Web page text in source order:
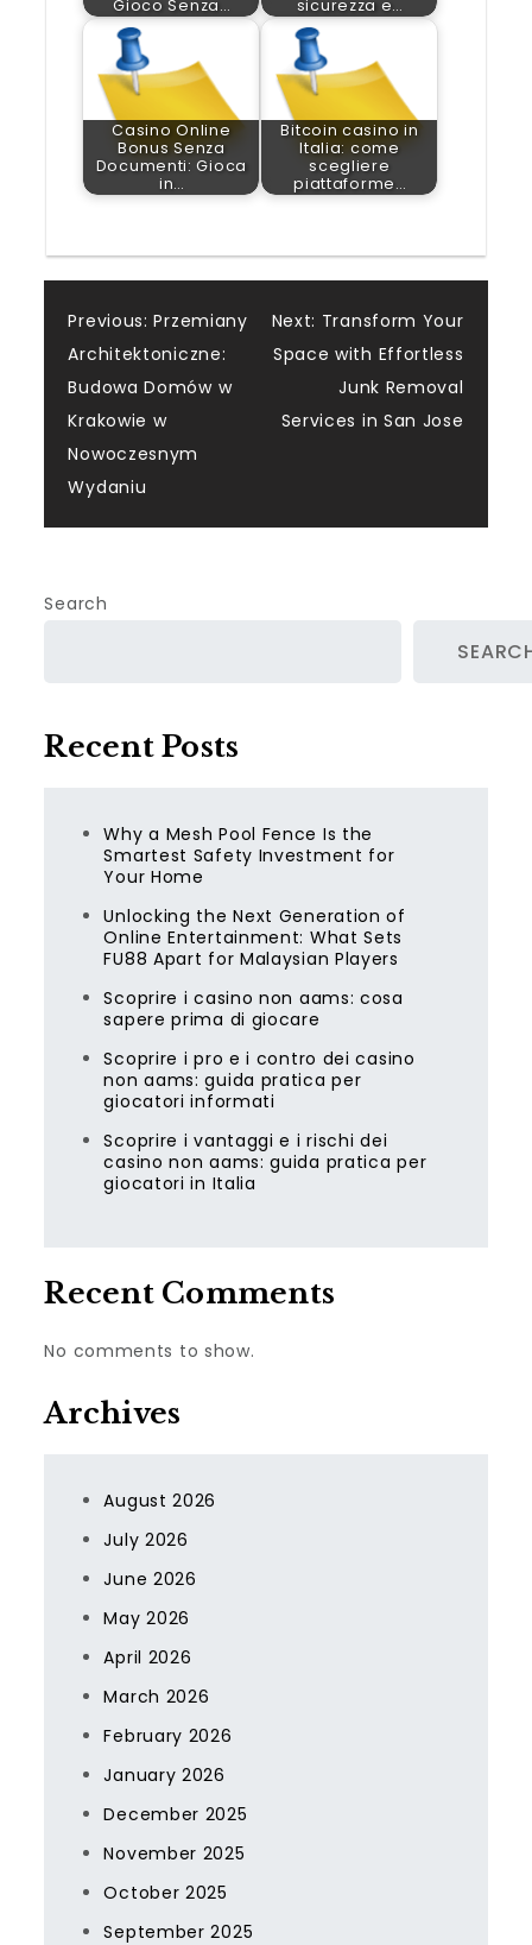
Gioco Senza… sicurezza e…
Casino Online
Bonus Senza
Documenti: Gioca
in…
Bitcoin casino in
Italia: come
scegliere
piattaforme…
Post
navigation
Previous: Przemiany
Architektoniczne:
Budowa Domów w
Krakowie w
Nowoczesnym
Wydaniu
Next: Transform Your
Space with Effortless
Junk Removal
Services in San Jose
Search
Recent Posts
Why a Mesh Pool Fence Is the
Smartest Safety Investment for
Your Home
Unlocking the Next Generation of
Online Entertainment: What Sets
FU88 Apart for Malaysian Players
Scoprire i casino non aams: cosa
sapere prima di giocare
Scoprire i pro e i contro dei casino
non aams: guida pratica per
giocatori informati
Scoprire i vantaggi e i rischi dei
casino non aams: guida pratica per
giocatori in Italia
Recent Comments
No comments to show.
Archives
August 2026
July 2026
June 2026
May 2026
April 2026
March 2026
February 2026
January 2026
December 2025
November 2025
October 2025
September 2025